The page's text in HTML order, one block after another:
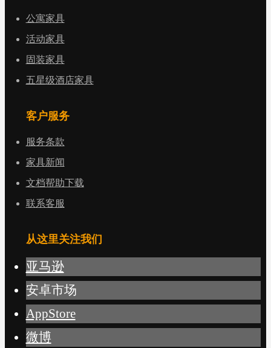
公寓家具
活动家具
固装家具
五星级酒店家具
客户服务
服务条款
家具新闻
文档帮助下载
联系客服
从这里关注我们
亚马逊
安卓市场
AppStore
微博